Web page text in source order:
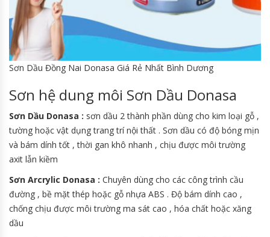
Sơn Dầu Đồng Nai Donasa Giá Rẻ Nhất Bình Dương
Sơn hệ dung môi Sơn Dầu Donasa
Sơn Dầu Donasa : sơn dầu 2 thành phần dùng cho kim loại gỗ ,
tường hoặc vật dụng trang trí nội thất . Sơn dầu có độ bóng mịn
và bám dính tốt , thời gan khô nhanh , chịu được môi trường
axit lẫn kiềm
Sơn Arcrylic Donasa : Chuyên dùng cho các công trình cầu
đường , bề mặt thép hoặc gỗ nhựa ABS . Độ bám dính cao ,
chống chịu được môi trường ma sát cao , hóa chất hoặc xăng
dầu